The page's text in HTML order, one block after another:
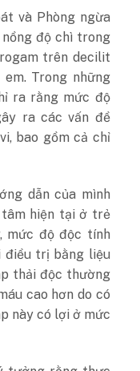
và Phòng ngừa
nồng độ chì trong
trên decilit
Trong những
ra rằng mức độ
ra các vấn đề
bao gồm cả chỉ
dẫn của mình
tâm hiện tại ở trẻ
mức độ độc tính
điều trị bằng liệu
thải độc thường
cao hơn do có
này có lợi ở mức